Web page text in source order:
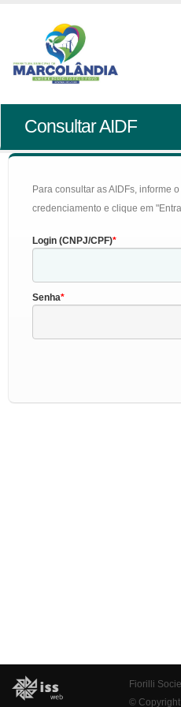
Consultar AIDF
Para consultar as AIDFs, informe
credenciamento e clique em
Login (CNPJ/CPF)
Senha
Fiorilli
©